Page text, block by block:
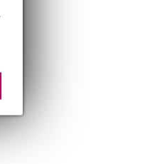
product.